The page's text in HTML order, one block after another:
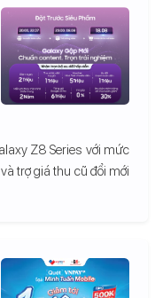
Z8 Series với mức
trợ giá thu cũ đổi mới